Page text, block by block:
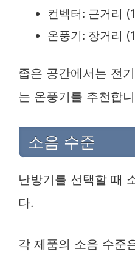
컨벡터: 근거리
온풍기: 장거리
좁은 공간에서는 전
는 온풍기를 추천합
소음 수준
난방기를 선택할 때
다.
각 제품의 소음 수준